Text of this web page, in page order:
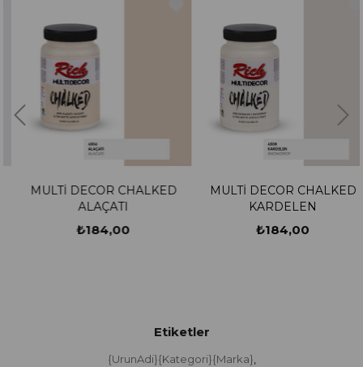
MULTİ DECOR CHALKED
ALAÇATI
₺184,00
MULTİ DECOR CHALKED
KARDELEN
₺184,00
Etiketler
{UrunAdi}{Kategori}{Marka},